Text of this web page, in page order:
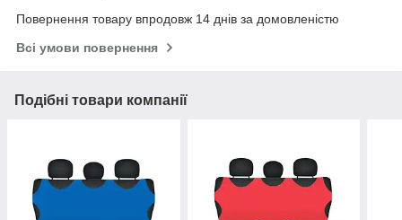
Повернення товару впродовж 14 днів за домовленістю
Всі умови повернення
Подібні товари компанії